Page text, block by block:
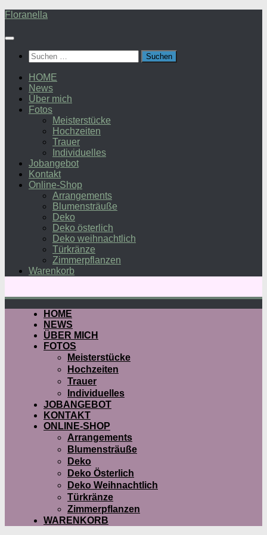
Zum
springen
Floranella
Suchen
nach:
HOME
News
Über mich
Fotos
Meisterstücke
Hochzeiten
Trauer
Individuelles
Jobangebot
Kontakt
Online-Shop
Arrangements
Blumensträuße
Deko
Deko österlich
Deko weihnachtlich
Türkränze
Zimmerpflanzen
Warenkorb
HOME
NEWS
ÜBER MICH
FOTOS
Meisterstücke
Hochzeiten
Trauer
Individuelles
JOBANGEBOT
KONTAKT
ONLINE-SHOP
Arrangements
Blumensträuße
Deko
Deko Österlich
Deko Weihnachtlich
Türkränze
Zimmerpflanzen
WARENKORB